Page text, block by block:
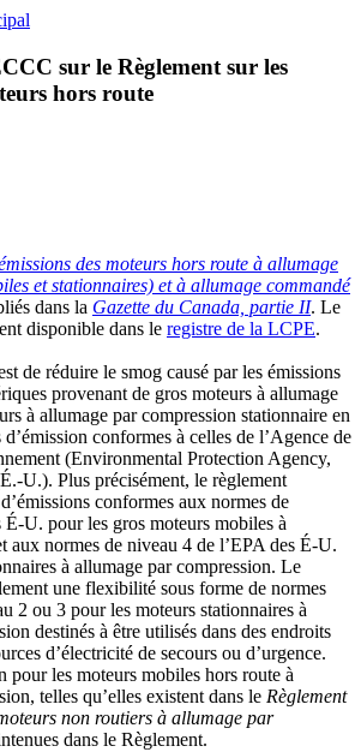
sur le Règlement sur les
hors route
des moteurs hors route à allumage
et stationnaires) et à allumage commandé
dans la Gazette du Canada, partie II. Le
disponible dans le registre de la LCPE.
de réduire le smog causé par les émissions
provenant de gros moteurs à allumage
à allumage par compression stationnaire en
conformes à celles de l’Agence de
(Environmental Protection Agency,
U.). Plus précisément, le règlement
conformes aux normes de
É-U. pour les gros moteurs mobiles à
aux normes de niveau 4 de l’EPA des É-U.
à allumage par compression. Le
une flexibilité sous forme de normes
2 ou 3 pour les moteurs stationnaires à
destinés à être utilisés dans des endroits
d’électricité de secours ou d’urgence.
pour les moteurs mobiles hors route à
telles qu’elles existent dans le Règlement
non routiers à allumage par
dans le Règlement.